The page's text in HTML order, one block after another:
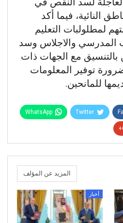
النائية، فيما أكد
لمطلولبات التعليم
المدرسي والاجلاس وسد
مع الجهات ذات
توفير المعلومات
للمانحين.
Twitter
WhatsApp
المزيد عن المؤلف
أخبار